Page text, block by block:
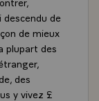
descendu de
de mieux
plupart des
des
y vivez £